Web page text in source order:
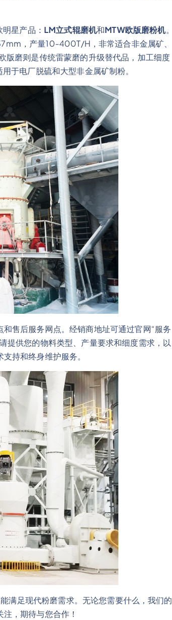
星产品： LM立式辊磨机和MTW欧版磨粉机。
，产量10-400T/H，非常适合非金属矿、
版磨则是传统雷蒙磨的升级替代品，加工细度
电厂脱硫和大型非金属矿制粉。
售后服务网点。经销商地址可通过官网“服务
提供您的物料类型、产量要求和细度需求，以
持和终身维护服务。
满足现代粉磨需求。无论您需要什么，我们的
，期待与您合作！